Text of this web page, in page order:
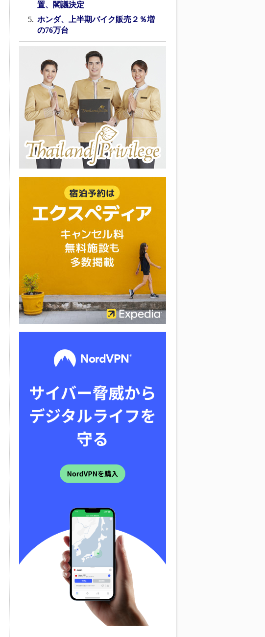
置、閣議決定
ホンダ、上半期バイク販売２％増
の76万台